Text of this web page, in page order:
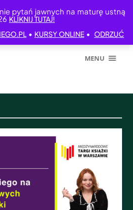
pytań jawnych na maturę ustną
KLIKNIJ TUTAJ!
• KURSY ONLINE • ODRZUĆ
MENU